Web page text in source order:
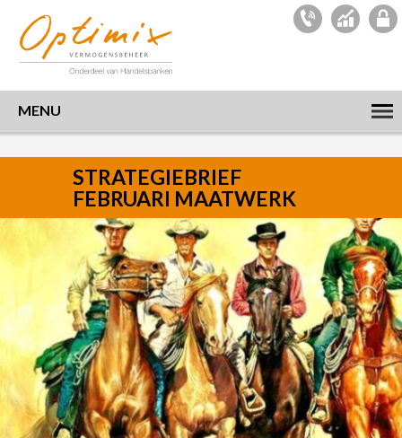
MENU
STRATEGIEBRIEF
FEBRUARI MAATWERK